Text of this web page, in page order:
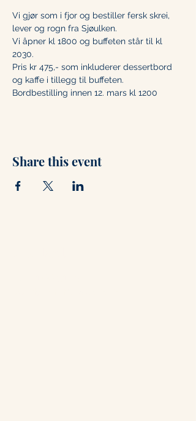
Vi gjør som i fjor og bestiller fersk skrei,
lever og rogn fra Sjøulken.
Vi åpner kl 1800 og buffeten står til kl
2030.
Pris kr 475,- som inkluderer dessertbord
og kaffe i tillegg til buffeten.
Bordbestilling innen 12. mars kl 1200
Share this event